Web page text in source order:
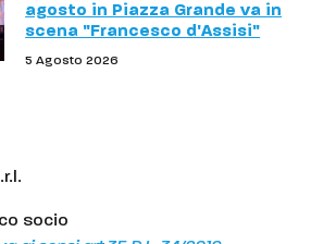
agosto in Piazza Grande va in
scena "Francesco d'Assisi"
5 Agosto 2026
socio